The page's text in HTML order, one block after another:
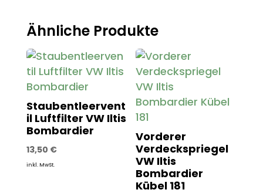
Ähnliche Produkte
Staubentleervent
il Luftfilter VW Iltis
Bombardier
13,50 €
inkl. MwSt.
Vorderer
Verdeckspriegel
VW Iltis
Bombardier
Kübel 181